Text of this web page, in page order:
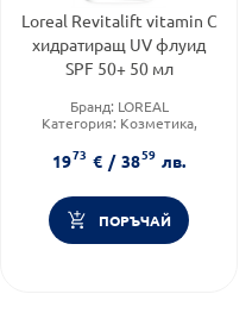
Loreal Revitalift vitamin C
хидратиращ UV флуид
SPF 50+ 50 мл
Бранд: LOREAL
Категория: Козметика,
Тип козметика:Масова
козметика
1973 € / 3859 лв.
ПОРЪЧАЙ